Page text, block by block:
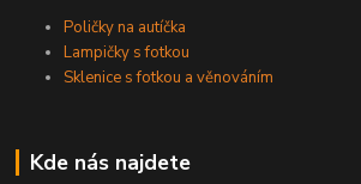
Poličky na autíčka
Lampičky s fotkou
Sklenice s fotkou a věnováním
Kde nás najdete